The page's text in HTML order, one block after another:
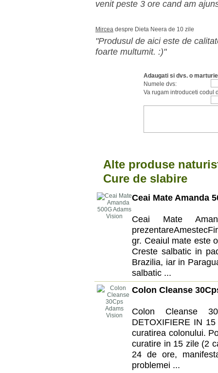
venit peste 3 ore cand am
Mircea despre Dieta Neera de 10 zile
"Produsul de aici este de
foarte multumit. :)"
Adaugati si dvs. o marturie
Numele dvs:
Va rugam introduceti codul
Alte produse
Cure de slabire
Ceai Mate Amanda
Ceai Mate
gr. Ceaiul mate este
Creste salbatic in
Brazilia, iar in
salbatic ...
Colon Cleanse
Colon Cleanse
DETOXIFIERE IN
curatirea colonului.
curatire in 15 zile (2
24 de ore,
problemei ...